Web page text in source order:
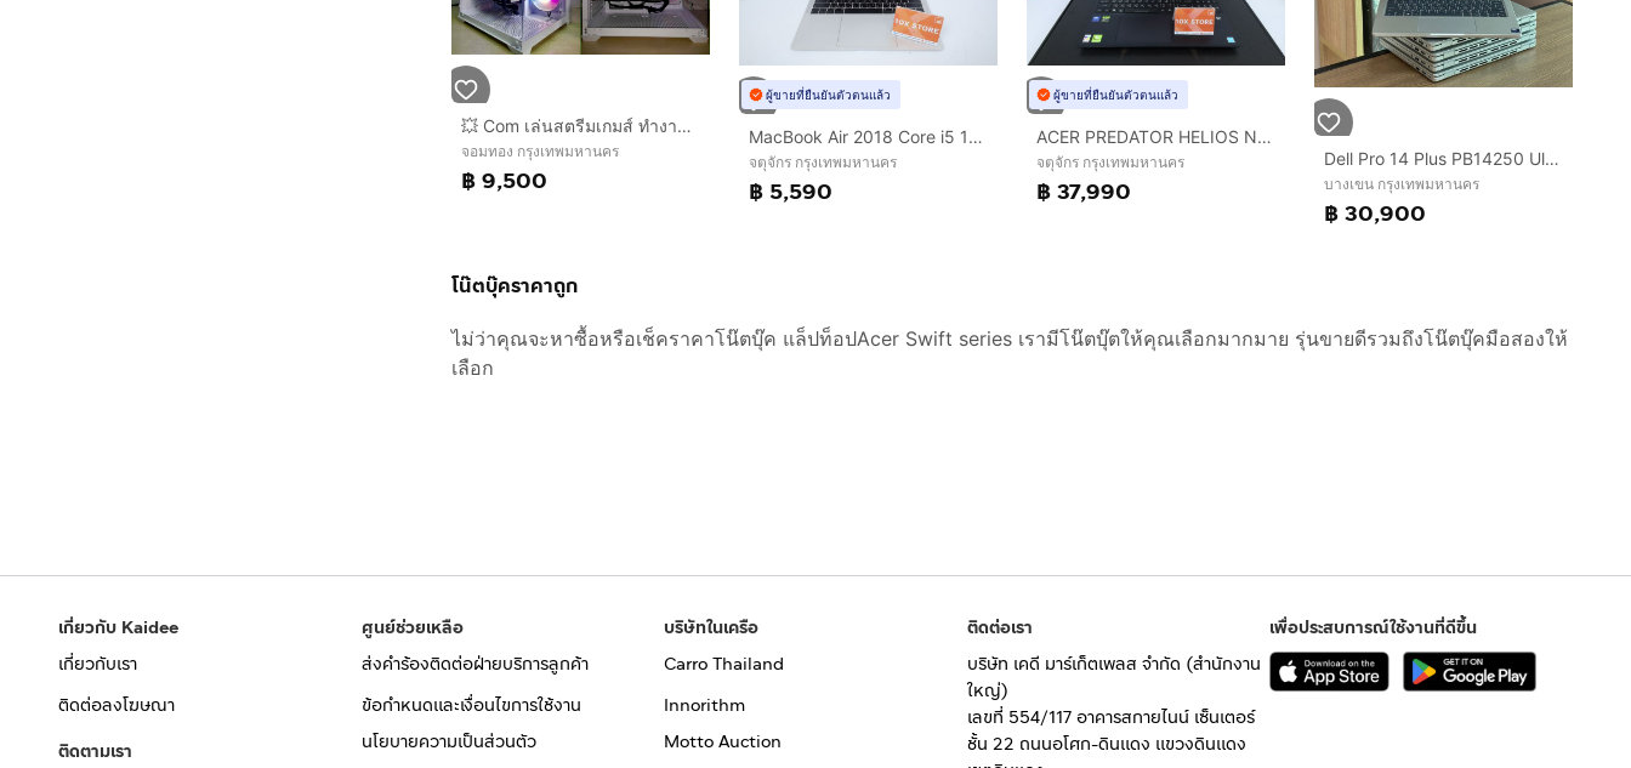
💥 Com เล่นสตรีมเกมส์ ทำงาน กราฟิก 3D ตัดต่อ 💥 CPU I3 10105F + RX 570 OC 8 GB + RAM 16 GB + SSD 256 GB 💥
จอมทอง กรุงเทพมหานคร
฿ 9,500
ผู้ขายที่ยืนยันตัวตนแล้ว
MacBook Air 2018 Core i5 13" 8.128GB
จตุจักร กรุงเทพมหานคร
฿ 5,590
ผู้ขายที่ยืนยันตัวตนแล้ว
ACER PREDATOR HELIOS NEO 16S AI Core Ultra 5 235HX.RTX5050 RAM16.512GB
จตุจักร กรุงเทพมหานคร
฿ 37,990
Dell Pro 14 Plus PB14250 Ultra 7-255U SSD512GB RAM16GB DDR5 Win 11Pro คีย์ไฟ สินค้ามือสอง สำหรับงานคำนวน งานประสิทธิภาพสูง งานสำนักงาน ประกั
บางเขน กรุงเทพมหานคร
฿ 30,900
โน๊ตบุ๊คราคาถูก
ไม่ว่าคุณจะหาซื้อหรือเช็คราคาโน๊ตบุ๊ค แล็ปท็อปAcer Swift series เรามีโน๊ตบุ๊ตให้คุณเลือกมากมาย รุ่นขายดีรวมถึงโน๊ตบุ๊คมือสองให้
เลือก
เกี่ยวกับ Kaidee
เกี่ยวกับเรา
ติดต่อลงโฆษณา
ติดตามเรา
ศูนย์ช่วยเหลือ
ส่งคำร้องติดต่อฝ่ายบริการลูกค้า
ข้อกำหนดและเงื่อนไขการใช้งาน
นโยบายความเป็นส่วนตัว
บริษัทในเครือ
Carro Thailand
Innorithm
Motto Auction
ติดต่อเรา
บริษัท เคดี มาร์เก็ตเพลส จำกัด (สำนักงาน
ใหญ่)
เลขที่ 554/117 อาคารสกายไนน์ เซ็นเตอร์
ชั้น 22 ถนนอโศก-ดินแดง แขวงดินแดง
เพื่อประสบการณ์ใช้งานที่ดีขึ้น